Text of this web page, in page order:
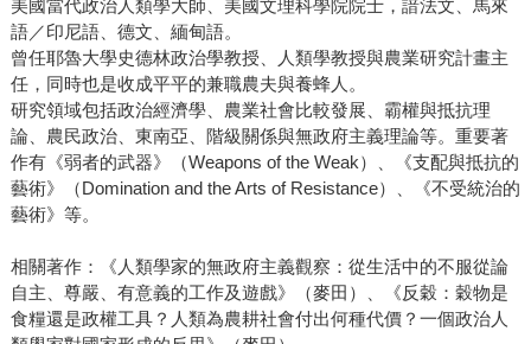
美國當代政治人類學大師、美國文理科學院院士，諳法文、馬來
語／印尼語、德文、緬甸語。
曾任耶魯大學史德林政治學教授、人類學教授與農業研究計畫主
任，同時也是收成平平的兼職農夫與養蜂人。
研究領域包括政治經濟學、農業社會比較發展、霸權與抵抗理
論、農民政治、東南亞、階級關係與無政府主義理論等。重要著
作有《弱者的武器》（Weapons of the Weak）、《支配與抵抗的
藝術》（Domination and the Arts of Resistance）、《不受統治的
藝術》等。
相關著作：《人類學家的無政府主義觀察：從生活中的不服從論
自主、尊嚴、有意義的工作及遊戲》（麥田）、《反穀：穀物是
食糧還是政權工具？人類為農耕社會付出何種代價？一個政治人